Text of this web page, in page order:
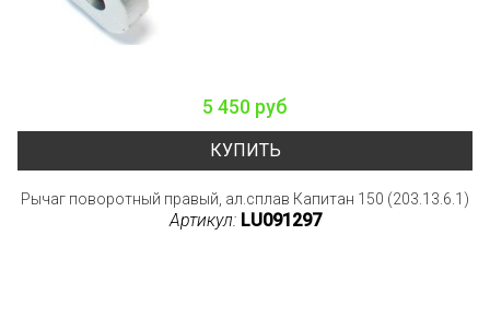
5 450 руб
КУПИТЬ
Рычаг поворотный правый, ал.сплав Капитан 150 (203.13.6.1)
Артикул: LU091297